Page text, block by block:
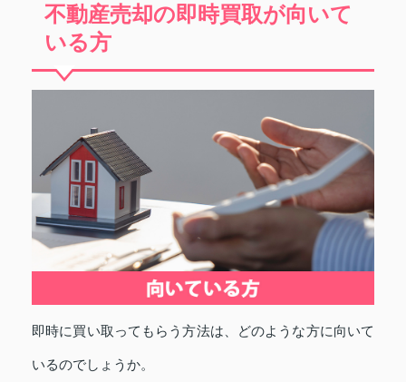
不動産売却の即時買取が向いて
いる方
即時に買い取ってもらう方法は、どのような方に向いて
いるのでしょうか。